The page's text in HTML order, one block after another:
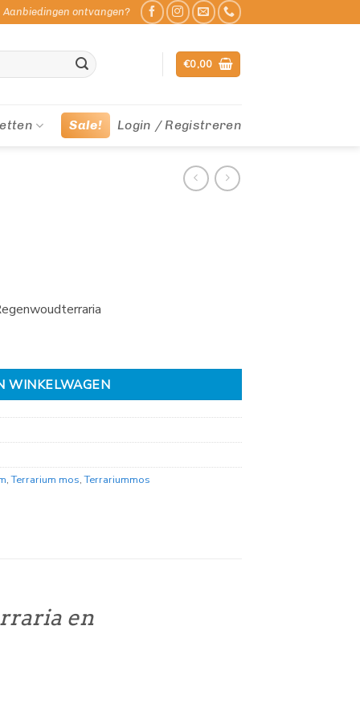
Aanbiedingen ontvangen?
€0,00
Sale! Login / Registreren
WINKELWAGEN
,Terrarium mos,Terrariummos
en